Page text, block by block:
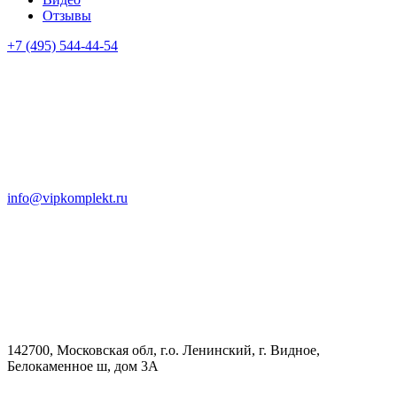
Отзывы
+7 (495) 544-44-54
info@vipkomplekt.ru
142700, Московская обл, г.о. Ленинский, г. Видное,
Белокаменное ш, дом 3А